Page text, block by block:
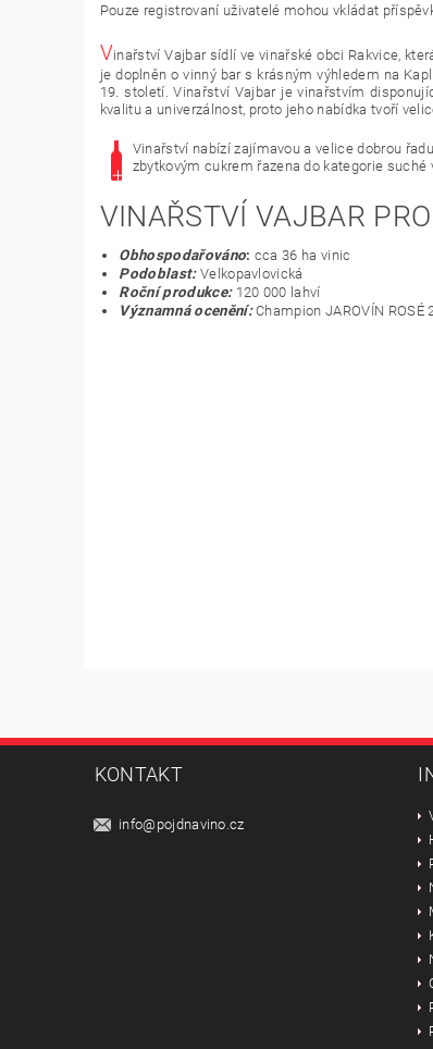
Pouze registrovaní uživatelé mohou vkládat
Vinařství Vajbar sídlí ve vinařské obci Rakvice,
je doplněn o vinný bar s krásným výhledem na
19. století. Vinařství Vajbar je vinařstvím
kvalitu a univerzálnost, proto jeho nabídka tvoří
Vinařství nabízí zajímavou a velice dobrou
zbytkovým cukrem řazena do kategorie suché
VINAŘSTVÍ VAJBAR
Obhospodařováno: cca 36 ha vinic
Podoblast:Velkopavlovická
Roční produkce:120 000 lahví
Významná ocenění: Champion JAROVÍN
KONTAKT
info@pojdnavino.cz